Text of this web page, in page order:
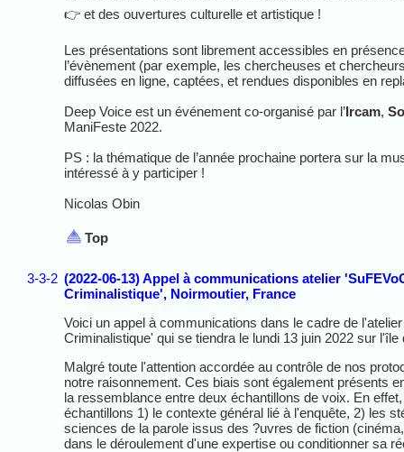
👉 et des ouvertures culturelle et artistique !
Les présentations sont librement accessibles en
l’évènement (par exemple, les chercheuses et
diffusées en ligne, captées, et rendues disponibles en
Deep Voice est un événement co-organisé par l’Ircam,
ManiFeste 2022.
PS : la thématique de l’année prochaine portera sur la
intéressé à y participer !
Nicolas Obin
Top
3-3-2 (2022-06-13) Appel à communications atelier
Criminalistique', Noirmoutier, France
Voici un appel à communications dans le cadre de
Criminalistique' qui se tiendra le lundi 13 juin 2022 sur
Malgré toute l'attention accordée au contrôle de nos
notre raisonnement. Ces biais sont également présents
la ressemblance entre deux échantillons de voix. En
échantillons 1) le contexte général lié à l'enquête, 2) les
sciences de la parole issus des ?uvres de fiction
dans le déroulement d'une expertise ou conditionner sa